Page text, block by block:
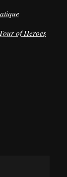
of Heroes